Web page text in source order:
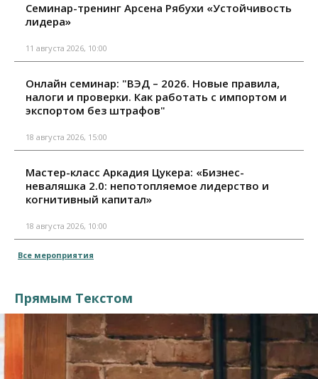
Семинар-тренинг Арсена Рябухи «Устойчивость
лидера»
11 августа 2026, 10:00
Онлайн семинар: "ВЭД – 2026. Новые правила,
налоги и проверки. Как работать с импортом и
экспортом без штрафов"
18 августа 2026, 15:00
Мастер-класс Аркадия Цукера: «Бизнес-
неваляшка 2.0: непотопляемое лидерство и
когнитивный капитал»
18 августа 2026, 10:00
Все мероприятия
Прямым Текстом